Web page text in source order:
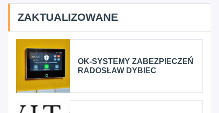
ZAKTUALIZOWANE
OK-SYSTEMY ZABEZPIECZEŃ
RADOSŁAW DYBIEC